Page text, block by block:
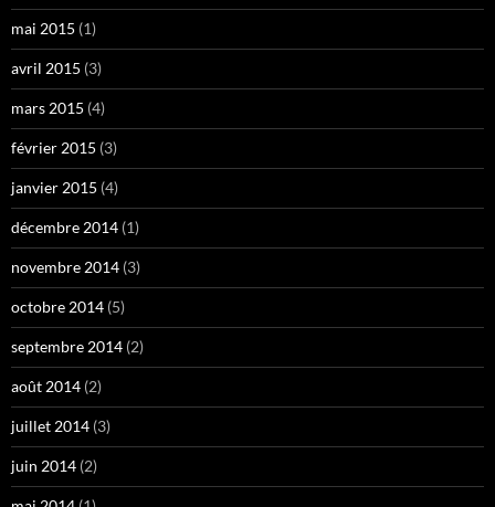
mai 2015 (1)
avril 2015 (3)
mars 2015 (4)
février 2015 (3)
janvier 2015 (4)
décembre 2014 (1)
novembre 2014 (3)
octobre 2014 (5)
septembre 2014 (2)
août 2014 (2)
juillet 2014 (3)
juin 2014 (2)